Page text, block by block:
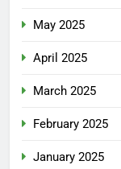
May 2025
April 2025
March 2025
February 2025
January 2025